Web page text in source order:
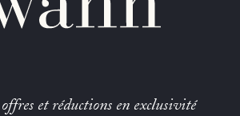
et réductions en exclusivité